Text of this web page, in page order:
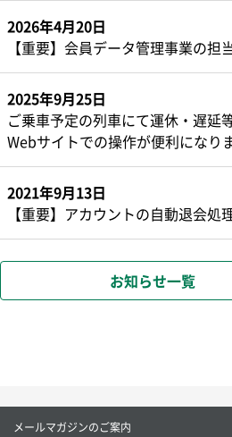
2026年4月20日
【重要】会員データ管理事業の担
2025年9月25日
ご乗車予定の列車にて運休・遅延
Webサイトでの操作が便利になり
2021年9月13日
【重要】アカウントの自動退会処
お知らせ一覧
メールマガジンのご案内